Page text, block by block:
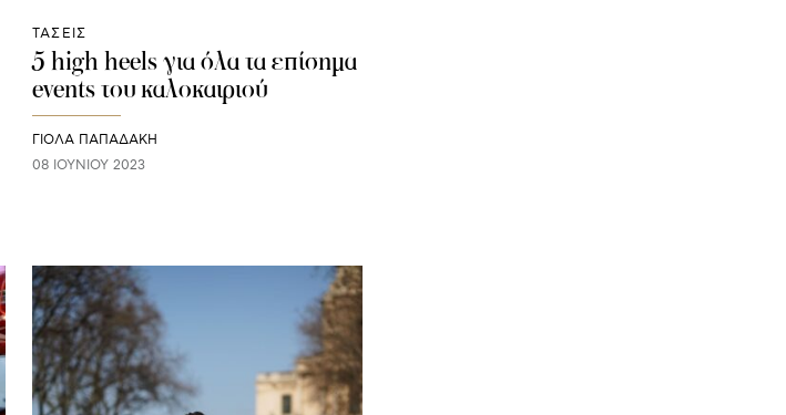
ΤΑΣΕΙΣ
5 high heels για όλα τα επίσημα
events του καλοκαιριού
ΓΙΌΛΑ ΠΑΠΑΔΆΚΗ
08 ΙΟΥΝΊΟΥ 2023